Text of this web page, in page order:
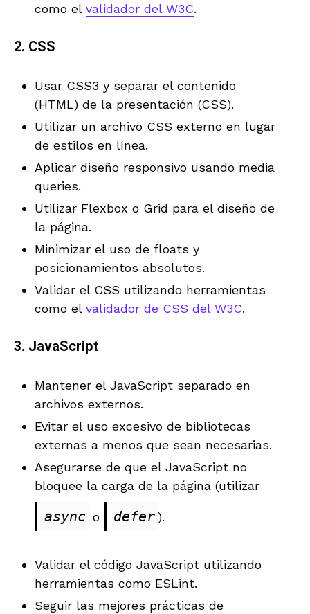
como el validador del W3C.
2. CSS
Usar CSS3 y separar el contenido
(HTML) de la presentación (CSS).
Utilizar un archivo CSS externo en lugar
de estilos en línea.
Aplicar diseño responsivo usando media
queries.
Utilizar Flexbox o Grid para el diseño de
la página.
Minimizar el uso de floats y
posicionamientos absolutos.
Validar el CSS utilizando herramientas
como el validador de CSS del W3C.
3. JavaScript
Mantener el JavaScript separado en
archivos externos.
Evitar el uso excesivo de bibliotecas
externas a menos que sean necesarias.
Asegurarse de que el JavaScript no
bloquee la carga de la página (utilizar
async o defer).
Validar el código JavaScript utilizando
herramientas como ESLint.
Seguir las mejores prácticas de